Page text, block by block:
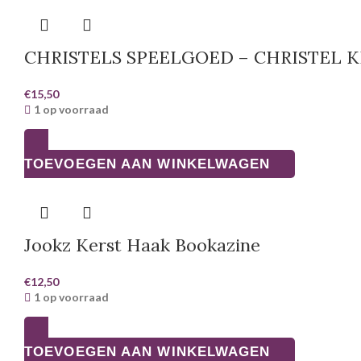
CHRISTELS SPEELGOED – CHRISTEL
€15,50
1 op voorraad
TOEVOEGEN AAN WINKELWAGEN
Jookz Kerst Haak Bookazine
€12,50
1 op voorraad
TOEVOEGEN AAN WINKELWAGEN